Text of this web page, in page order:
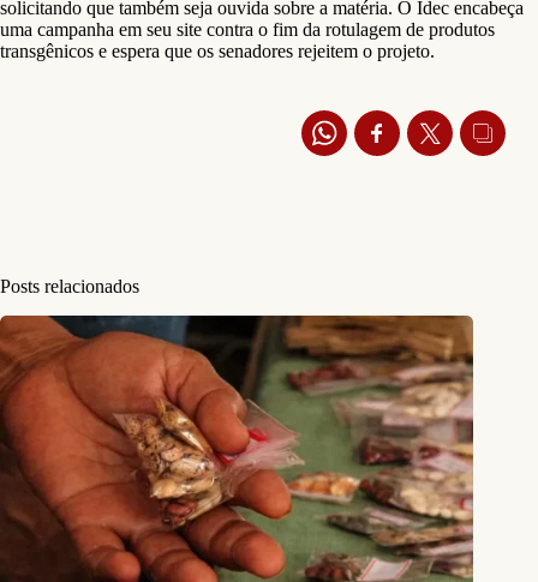
solicitando que também seja ouvida sobre a matéria. O Idec encabeça
uma campanha em seu site contra o fim da rotulagem de produtos
transgênicos e espera que os senadores rejeitem o projeto.
Posts relacionados